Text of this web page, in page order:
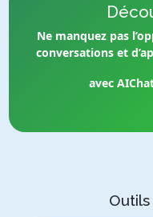
Ne manquez pas
conversations et
avec